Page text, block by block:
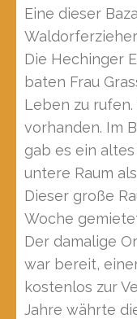
Eine dieser
Die Hechinger
baten Frau
Leben zu
vorhanden. Im
gab es ein
untere Raum
Dieser große
Woche
Der damalige
war bereit,
kostenlos zur
Jahre währte